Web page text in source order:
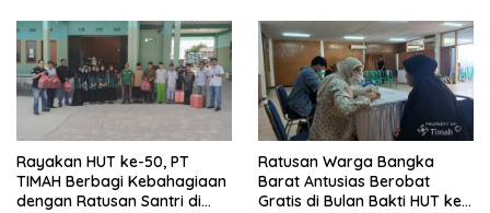
Rayakan HUT ke-50, PT
TIMAH Berbagi Kebahagiaan
dengan Ratusan Santri di
Ratusan Warga Bangka
Barat Antusias Berobat
Gratis di Bulan Bakti HUT ke-